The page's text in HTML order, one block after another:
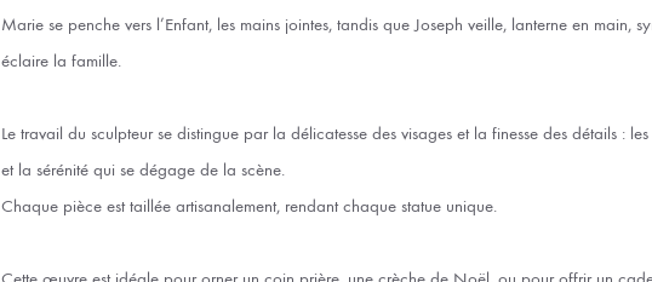
Marie se penche vers l’Enfant, les mains jointes, tandis que Joseph veille, lanterne en main,
éclaire la famille.
Le travail du sculpteur se distingue par la délicatesse des visages et la finesse des détails :
et la sérénité qui se dégage de la scène.
Chaque pièce est taillée artisanalement, rendant chaque statue unique.